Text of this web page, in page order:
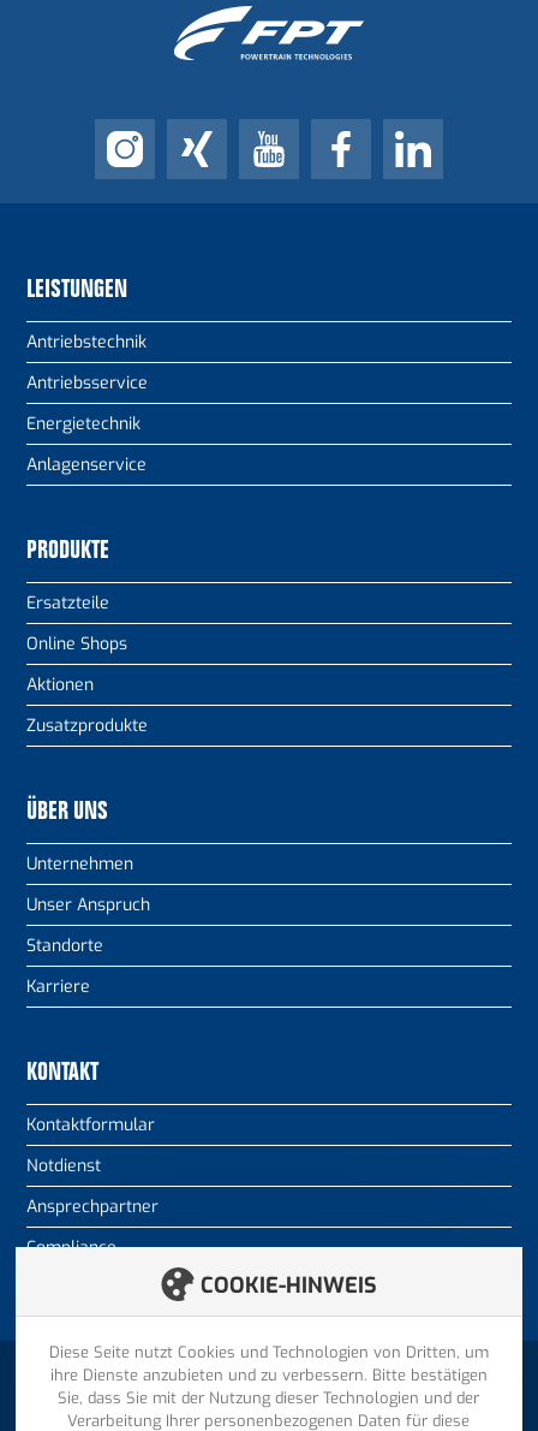
LEISTUNGEN
Antriebstechnik
Antriebsservice
Energietechnik
Anlagenservice
PRODUKTE
Ersatzteile
Online Shops
Aktionen
Zusatzprodukte
ÜBER UNS
Unternehmen
Unser Anspruch
Standorte
Karriere
KONTAKT
Kontaktformular
Notdienst
Ansprechpartner
Compliance
ZURÜCK NACH OBEN
© 2026 HENKELHAUSEN GmbH & Co. KG
COOKIE-HINWEIS
Diese Seite nutzt Cookies und Technologien von Dritten, um
ihre Dienste anzubieten und zu verbessern. Bitte bestätigen
Sie, dass Sie mit der Nutzung dieser Technologien und der
Verarbeitung Ihrer personenbezogenen Daten für diese